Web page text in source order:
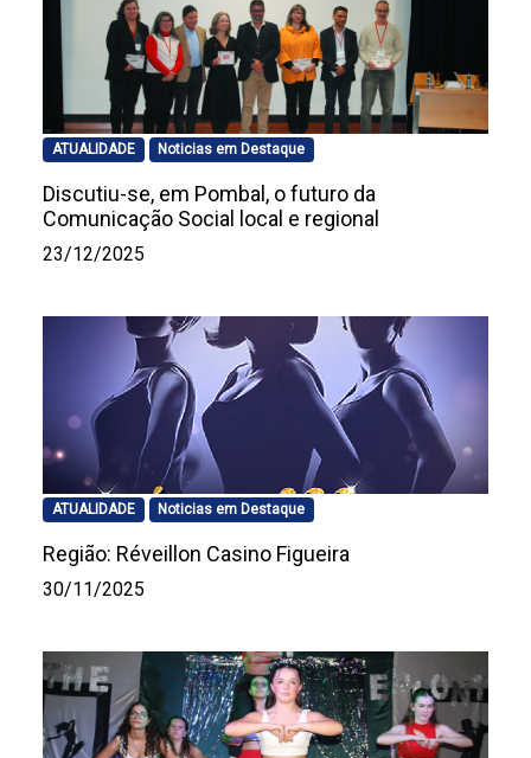
ATUALIDADE Noticias em Destaque
Discutiu-se, em Pombal, o futuro da
Comunicação Social local e regional
23/12/2025
ATUALIDADE Noticias em Destaque
Região: Réveillon Casino Figueira
30/11/2025